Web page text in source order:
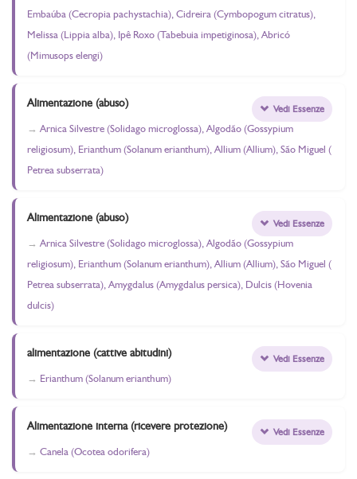
Embaúba (Cecropia pachystachia), Cidreira (Cymbopogum citratus),
Melissa (Lippia alba), Ipê Roxo (Tabebuia impetiginosa), Abricó
(Mimusops elengi)
Alimentazione (abuso)
Arnica Silvestre (Solidago microglossa), Algodão (Gossypium
religiosum), Erianthum (Solanum erianthum), Allium (Allium), São Miguel (
Petrea subserrata)
Vedi Essenze
Alimentazione (abuso)
Arnica Silvestre (Solidago microglossa), Algodão (Gossypium
religiosum), Erianthum (Solanum erianthum), Allium (Allium), São Miguel (
Petrea subserrata), Amygdalus (Amygdalus persica), Dulcis (Hovenia
dulcis)
Vedi Essenze
alimentazione (cattive abitudini)
Erianthum (Solanum erianthum)
Vedi Essenze
Alimentazione interna (ricevere protezione)
Canela (Ocotea odorifera)
Vedi Essenze